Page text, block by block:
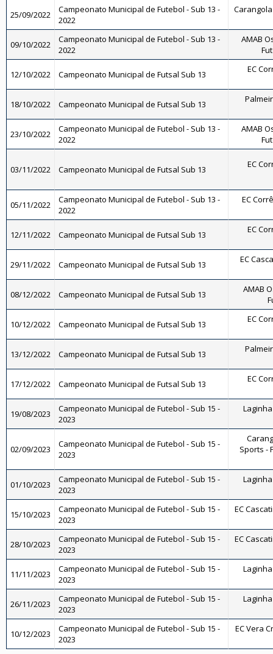
25/09/2022
Campeonato Municipal de Futebol - Sub 13 -
2022
Carangola
09/10/2022
Campeonato Municipal de Futebol - Sub 13 -
2022
AMAB
12/10/2022 Campeonato Municipal de Futsal Sub 13 EC
18/10/2022 Campeonato Municipal de Futsal Sub 13
23/10/2022
Campeonato Municipal de Futebol - Sub 13 -
2022
AMAB
03/11/2022 Campeonato Municipal de Futsal Sub 13 EC
05/11/2022
Campeonato Municipal de Futebol - Sub 13 -
2022
EC
12/11/2022 Campeonato Municipal de Futsal Sub 13 EC
29/11/2022 Campeonato Municipal de Futsal Sub 13 EC
08/12/2022 Campeonato Municipal de Futsal Sub 13
AMAB
10/12/2022 Campeonato Municipal de Futsal Sub 13 EC
13/12/2022 Campeonato Municipal de Futsal Sub 13
17/12/2022 Campeonato Municipal de Futsal Sub 13 EC
19/08/2023
Campeonato Municipal de Futebol - Sub 15 -
2023
Laginha
02/09/2023
Campeonato Municipal de Futebol - Sub 15 -
2023
Sports -
01/10/2023
Campeonato Municipal de Futebol - Sub 15 -
2023
Laginha
15/10/2023
Campeonato Municipal de Futebol - Sub 15 -
2023
EC
28/10/2023
Campeonato Municipal de Futebol - Sub 15 -
2023
EC
11/11/2023
Campeonato Municipal de Futebol - Sub 15 -
2023
Laginha
26/11/2023
Campeonato Municipal de Futebol - Sub 15 -
2023
Laginha
10/12/2023
Campeonato Municipal de Futebol - Sub 15 -
2023
EC Vera